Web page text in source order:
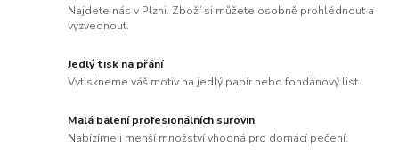
Najdete nás v Plzni. Zboží si můžete osobně prohlédnout a
vyzvednout.
Jedlý tisk na přání
Vytiskneme váš motiv na jedlý papír nebo fondánový list.
Malá balení profesionálních surovin
Nabízíme i menší množství vhodná pro domácí pečení.